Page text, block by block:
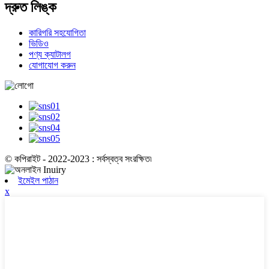
দ্রুত লিঙ্ক
কারিগরি সহযোগিতা
ভিডিও
পণ্য ক্যাটালগ
যোগাযোগ করুন
© কপিরাইট - 2022-2023 : সর্বস্বত্ব সংরক্ষিত৷
ইমেইল পাঠান
x